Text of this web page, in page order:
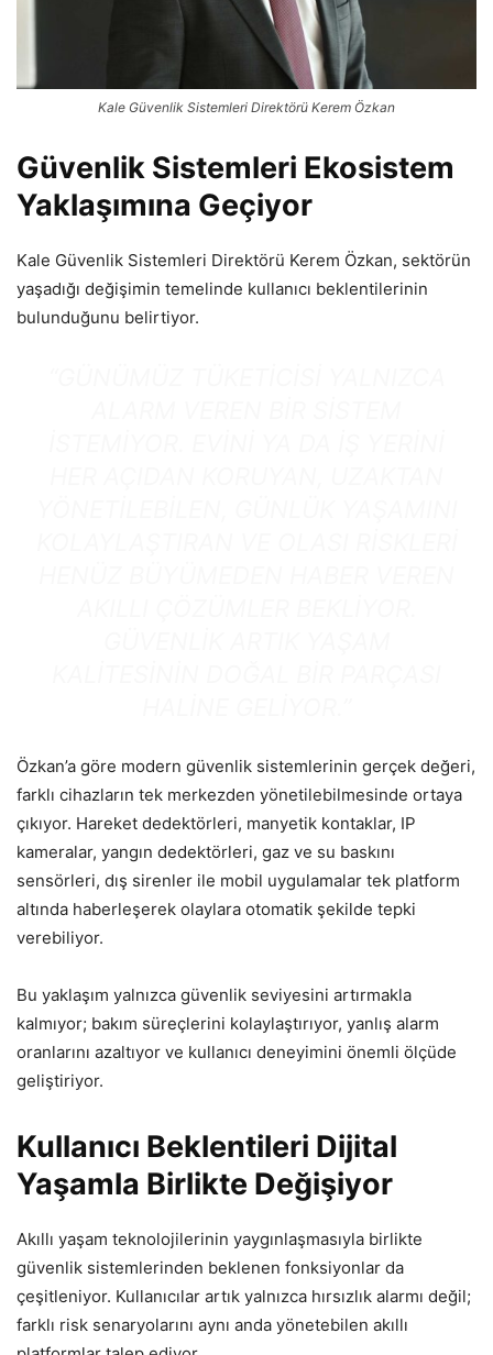
Kale Güvenlik Sistemleri Direktörü Kerem Özkan
Güvenlik Sistemleri Ekosistem
Yaklaşımına Geçiyor
Kale Güvenlik Sistemleri Direktörü Kerem Özkan, sektörün
yaşadığı değişimin temelinde kullanıcı beklentilerinin
bulunduğunu belirtiyor.
Özkan’a göre modern güvenlik sistemlerinin gerçek değeri,
farklı cihazların tek merkezden yönetilebilmesinde ortaya
çıkıyor. Hareket dedektörleri, manyetik kontaklar, IP
kameralar, yangın dedektörleri, gaz ve su baskını
sensörleri, dış sirenler ile mobil uygulamalar tek platform
altında haberleşerek olaylara otomatik şekilde tepki
verebiliyor.
Bu yaklaşım yalnızca güvenlik seviyesini artırmakla
kalmıyor; bakım süreçlerini kolaylaştırıyor, yanlış alarm
oranlarını azaltıyor ve kullanıcı deneyimini önemli ölçüde
geliştiriyor.
Kullanıcı Beklentileri Dijital
Yaşamla Birlikte Değişiyor
Akıllı yaşam teknolojilerinin yaygınlaşmasıyla birlikte
güvenlik sistemlerinden beklenen fonksiyonlar da
çeşitleniyor. Kullanıcılar artık yalnızca hırsızlık alarmı değil;
farklı risk senaryolarını aynı anda yönetebilen akıllı